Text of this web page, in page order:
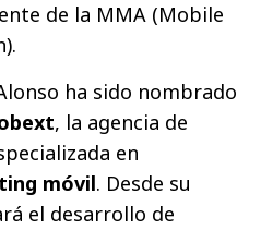
de la MMA (Mobile
ha sido nombrado
, la agencia de
en
móvil. Desde su
el desarrollo de